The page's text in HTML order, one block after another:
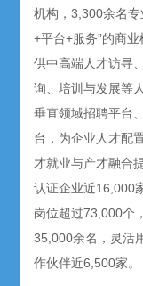
机构，3,300余名
+平台+服务”的商
供中高端人才访寻
询、培训与发展等
垂直领域招聘平台
台，为企业人才配
才就业与产才融合
认证企业近16,000
岗位超过73,000个
35,000余名，灵活
作伙伴近6,500家。